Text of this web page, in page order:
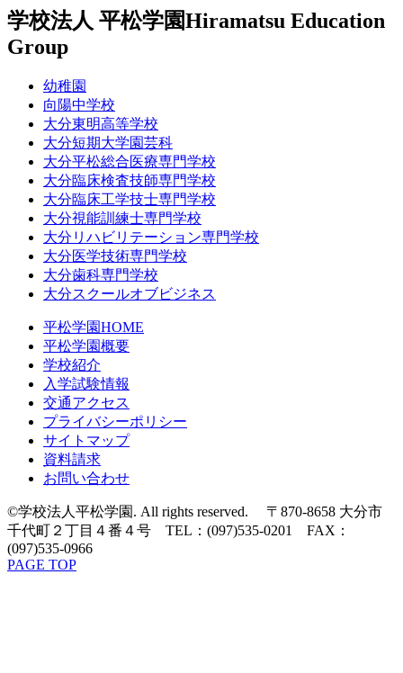
学校法人 平松学園Hiramatsu Education
Group
幼稚園
向陽中学校
大分東明高等学校
大分短期大学園芸科
大分平松総合医療専門学校
大分臨床検査技師専門学校
大分臨床工学技士専門学校
大分視能訓練士専門学校
大分リハビリテーション専門学校
大分医学技術専門学校
大分歯科専門学校
大分スクールオブビジネス
平松学園HOME
平松学園概要
学校紹介
入学試験情報
交通アクセス
プライバシーポリシー
サイトマップ
資料請求
お問い合わせ
©学校法人平松学園. All rights reserved. 〒870-8658 大分市
千代町２丁目４番４号 TEL：(097)535-0201 FAX：
(097)535-0966
PAGE TOP